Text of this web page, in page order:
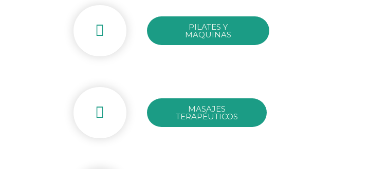
PILATES Y
MAQUINAS
MASAJES
TERAPÉUTICOS